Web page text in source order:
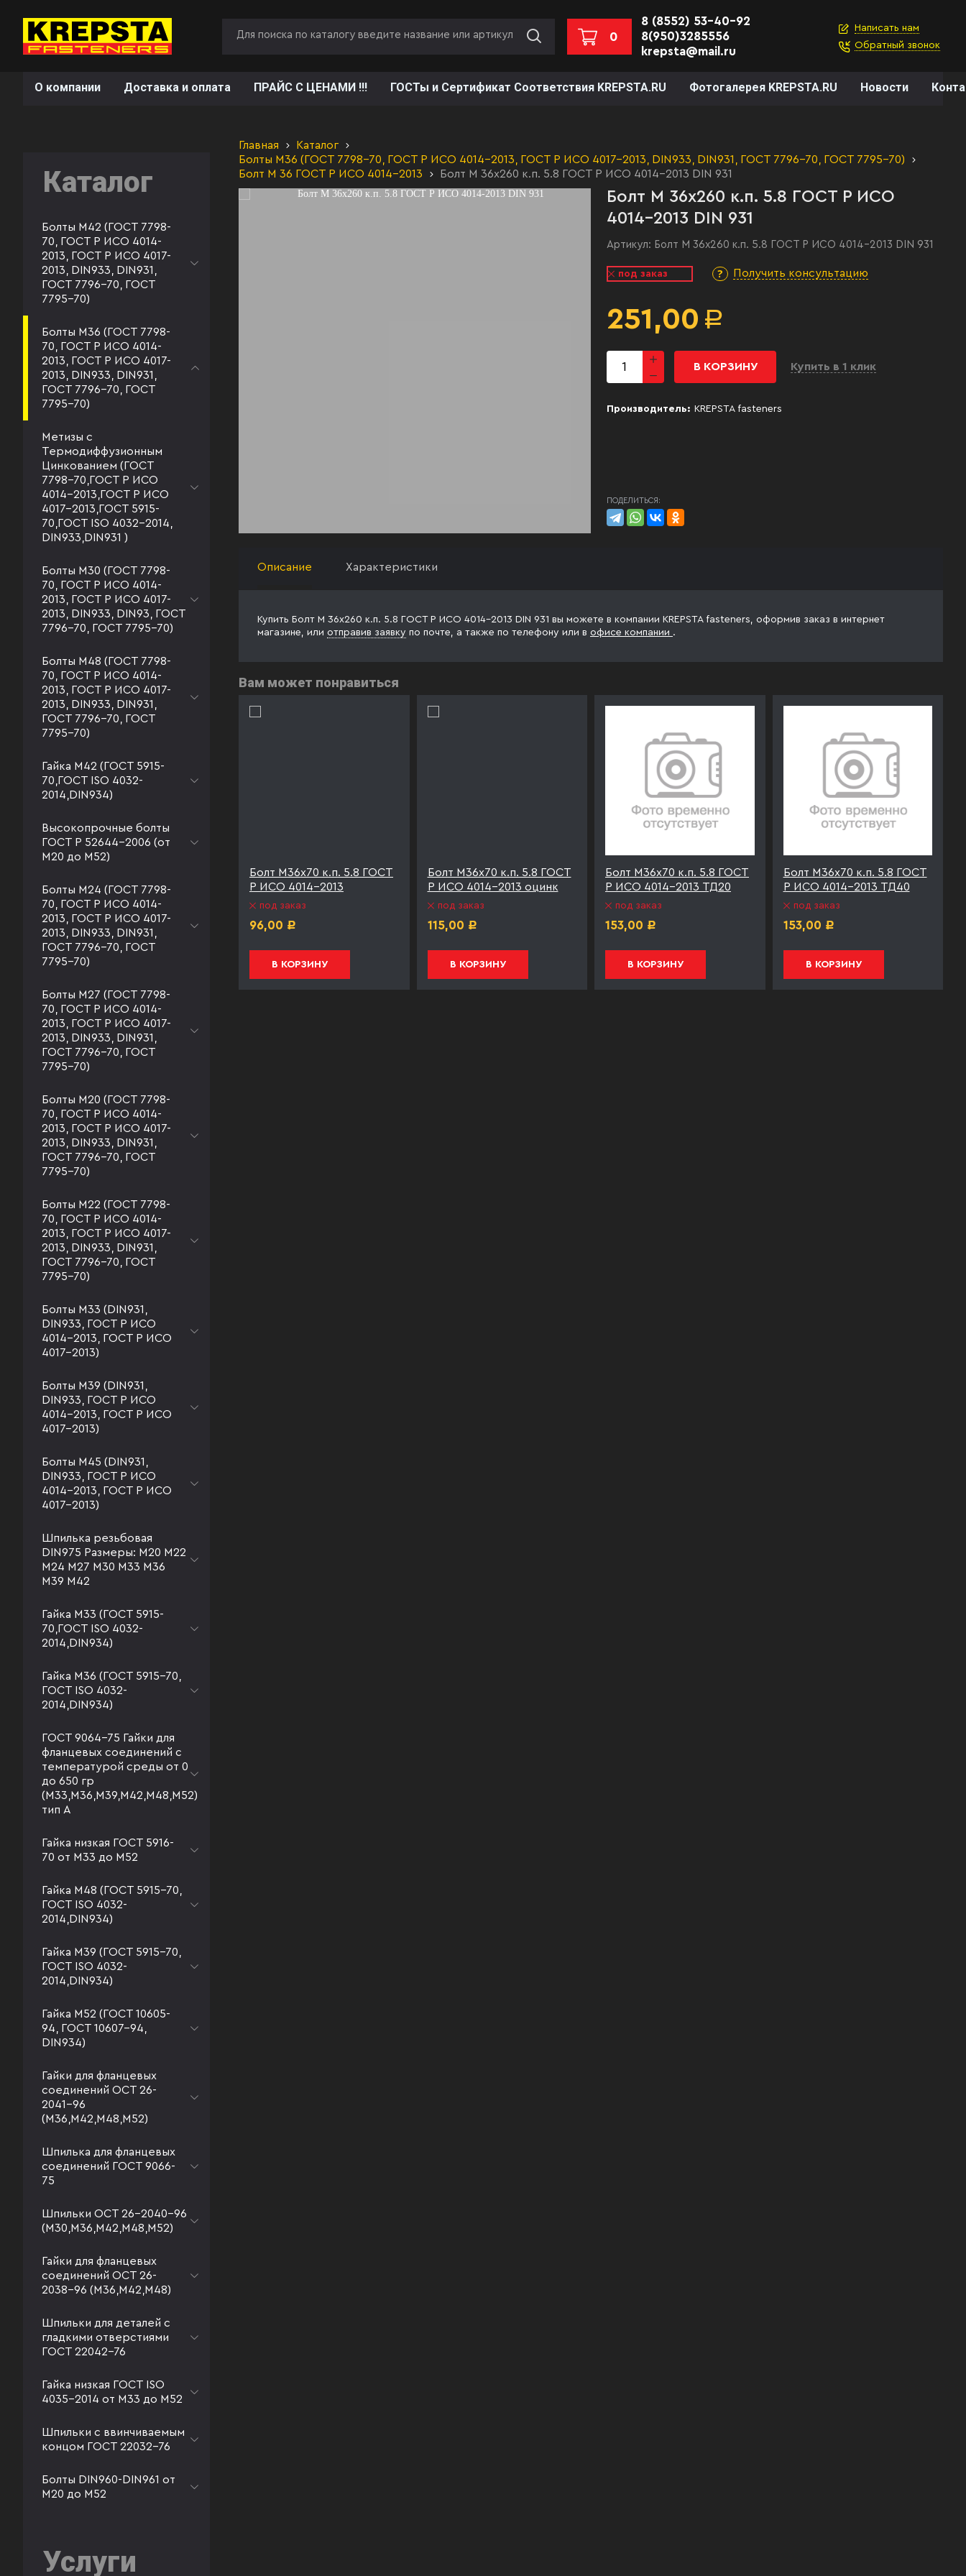
0
8 (8552) 53-40-92
8(950)3285556
krepsta@mail.ru
Написать нам
Обратный звонок
О компании Доставка и оплата ПРАЙС С ЦЕНАМИ !!! ГОСТы и Сертификат Соответствия KREPSTA.RU Фотогалерея KREPSTA.RU Новости
Каталог
Болты М42 (ГОСТ 7798-
70, ГОСТ Р ИСО 4014-
2013, ГОСТ Р ИСО 4017-
2013, DIN933, DIN931,
ГОСТ 7796-70, ГОСТ
7795-70)
Болты М36 (ГОСТ 7798-
70, ГОСТ Р ИСО 4014-
2013, ГОСТ Р ИСО 4017-
2013, DIN933, DIN931,
ГОСТ 7796-70, ГОСТ
7795-70)
Метизы с
Термодиффузионным
Цинкованием (ГОСТ
7798-70,ГОСТ Р ИСО
4014-2013,ГОСТ Р ИСО
4017-2013,ГОСТ 5915-
70,ГОСТ ISO 4032-2014,
DIN933,DIN931 )
Болты М30 (ГОСТ 7798-
70, ГОСТ Р ИСО 4014-
2013, ГОСТ Р ИСО 4017-
2013, DIN933, DIN93, ГОСТ
7796-70, ГОСТ 7795-70)
Болты М48 (ГОСТ 7798-
70, ГОСТ Р ИСО 4014-
2013, ГОСТ Р ИСО 4017-
2013, DIN933, DIN931,
ГОСТ 7796-70, ГОСТ
7795-70)
Гайка М42 (ГОСТ 5915-
70,ГОСТ ISO 4032-
2014,DIN934)
Высокопрочные болты
ГОСТ Р 52644-2006 (от
М20 до М52)
Болты М24 (ГОСТ 7798-
70, ГОСТ Р ИСО 4014-
2013, ГОСТ Р ИСО 4017-
2013, DIN933, DIN931,
ГОСТ 7796-70, ГОСТ
7795-70)
Болты М27 (ГОСТ 7798-
70, ГОСТ Р ИСО 4014-
2013, ГОСТ Р ИСО 4017-
2013, DIN933, DIN931,
ГОСТ 7796-70, ГОСТ
7795-70)
Болты М20 (ГОСТ 7798-
70, ГОСТ Р ИСО 4014-
2013, ГОСТ Р ИСО 4017-
2013, DIN933, DIN931,
ГОСТ 7796-70, ГОСТ
7795-70)
Болты М22 (ГОСТ 7798-
70, ГОСТ Р ИСО 4014-
2013, ГОСТ Р ИСО 4017-
2013, DIN933, DIN931,
ГОСТ 7796-70, ГОСТ
7795-70)
Болты М33 (DIN931,
DIN933, ГОСТ Р ИСО
4014-2013, ГОСТ Р ИСО
4017-2013)
Болты М39 (DIN931,
DIN933, ГОСТ Р ИСО
4014-2013, ГОСТ Р ИСО
4017-2013)
Болты М45 (DIN931,
DIN933, ГОСТ Р ИСО
4014-2013, ГОСТ Р ИСО
4017-2013)
Шпилька резьбовая
DIN975 Размеры: М20 М22
М24 М27 М30 М33 М36
М39 М42
Гайка М33 (ГОСТ 5915-
70,ГОСТ ISO 4032-
2014,DIN934)
Гайка М36 (ГОСТ 5915-70,
ГОСТ ISO 4032-
2014,DIN934)
ГОСТ 9064-75 Гайки для
фланцевых соединений с
температурой среды от 0
до 650 гр
(М33,М36,М39,М42,М48,М52)
тип А
Гайка низкая ГОСТ 5916-
70 от М33 до М52
Гайка М48 (ГОСТ 5915-70,
ГОСТ ISO 4032-
2014,DIN934)
Гайка М39 (ГОСТ 5915-70,
ГОСТ ISO 4032-
2014,DIN934)
Гайка М52 (ГОСТ 10605-
94, ГОСТ 10607-94,
DIN934)
Гайки для фланцевых
соединений ОСТ 26-
2041-96
(М36,М42,М48,М52)
Шпилька для фланцевых
соединений ГОСТ 9066-
75
Шпильки ОСТ 26-2040-96
(М30,М36,М42,М48,М52)
Гайки для фланцевых
соединений ОСТ 26-
2038-96 (М36,М42,М48)
Шпильки для деталей с
гладкими отверстиями
ГОСТ 22042-76
Гайка низкая ГОСТ ISO
4035-2014 от М33 до М52
Шпильки с ввинчиваемым
концом ГОСТ 22032-76
Болты DIN960-DIN961 от
М20 до М52
Услуги
Главная
Каталог
Болты М36 (ГОСТ 7798-70, ГОСТ Р ИСО 4014-2013, ГОСТ Р ИСО 4017-2013, DIN933, DIN931, ГОСТ 7796-70, ГОСТ 7795-70)
Болт М 36 ГОСТ Р ИСО 4014-2013
Болт М 36х260 к.п. 5.8 ГОСТ Р ИСО 4014-2013 DIN 931
Болт М 36х260 к.п. 5.8 ГОСТ Р ИСО
4014-2013 DIN 931
Артикул: Болт М 36х260 к.п. 5.8 ГОСТ Р ИСО 4014-2013 DIN 931
под заказ Получить консультацию
251,00 Р
В КОРЗИНУ Купить в 1 клик
Производитель: KREPSTA fasteners
ПОДЕЛИТЬСЯ:
Описание Характеристики
Купить Болт М 36х260 к.п. 5.8 ГОСТ Р ИСО 4014-2013 DIN 931 вы можете в компании KREPSTA fasteners, оформив заказ в интернет
магазине, или отправив заявку по почте, а также по телефону или в офисе компании .
Вам может понравиться
Р ИСО 4014-2013
под заказ
125,00 Р
Болт М36х70 к.п. 5.8 ГОСТ
Р ИСО 4014-2013
под заказ
96,00 Р
В КОРЗИНУ
Болт М36х70 к.п. 5.8 ГОСТ
Р ИСО 4014-2013 оцинк
под заказ
115,00 Р
В КОРЗИНУ
Болт М36х70 к.п. 5.8 ГОСТ
Р ИСО 4014-2013 ТД20
под заказ
153,00 Р
В КОРЗИНУ
Болт М36х70 к.п. 5.8 ГОСТ
Р ИСО 4014-2013 ТД40
под заказ
153,00 Р
В КОРЗИНУ